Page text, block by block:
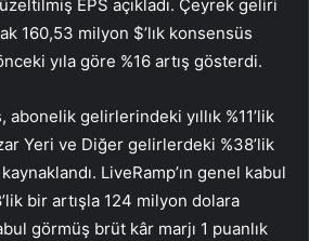
EPS açıkladı. Çeyrek geliri
160,53 milyon $’lık konsensüs
yıla göre %16 artış gösterdi.
gelirlerindeki yıllık %11’lik
Yeri ve Diğer gelirlerdeki %38’lik
LiveRamp’ın genel kabul
bir artışla 124 milyon dolara
görmüş brüt kâr marjı 1 puanlık